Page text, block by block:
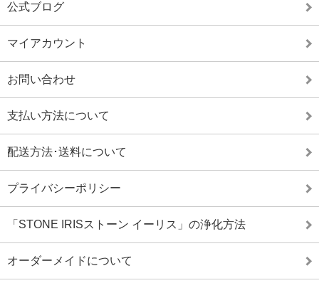
公式ブログ
マイアカウント
お問い合わせ
支払い方法について
配送方法･送料について
プライバシーポリシー
「STONE IRISストーン イーリス」の浄化方法
オーダーメイドについて